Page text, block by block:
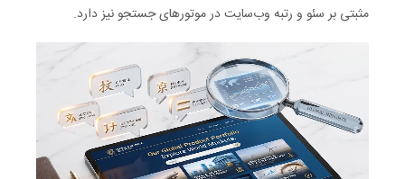
مثبتی بر سئو و رتبه وب‌سایت در موتورهای جستجو نیز دارد.